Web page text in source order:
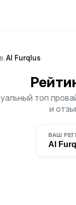
Al Furqlus
топ
и
ВАШ
Al